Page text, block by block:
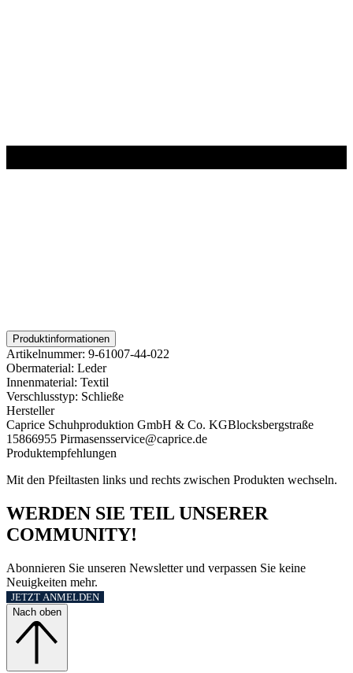
Produktinformationen
Artikelnummer: 9-61007-44-022
Obermaterial: Leder
Innenmaterial: Textil
Verschlusstyp: Schließe
Hersteller
Caprice Schuhproduktion GmbH & Co. KGBlocksbergstraße
15866955 Pirmasensservice@caprice.de
Produktempfehlungen
Mit den Pfeiltasten links und rechts zwischen Produkten wechseln.
WERDEN SIE TEIL UNSERER
COMMUNITY!
Abonnieren Sie unseren Newsletter und verpassen Sie keine
Neuigkeiten mehr.
JETZT ANMELDEN
Nach oben